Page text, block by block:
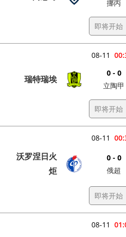
挪丙
即将开始
08-11
瑞特瑞埃
0 - 0
立陶甲
即将开始
08-11
沃罗涅日火
炬
0 - 0
俄超
即将开始
08-11